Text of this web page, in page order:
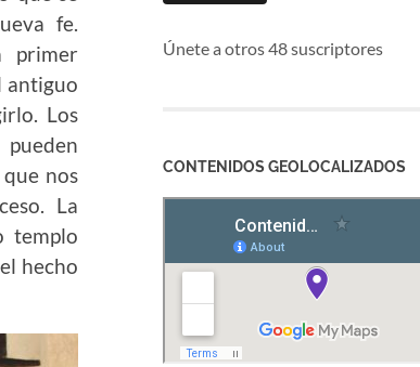
fe.
primer
antiguo
Los
nos
La
templo
hecho
Únete a otros 48 suscriptores
CONTENIDOS GEOLOCALIZADOS